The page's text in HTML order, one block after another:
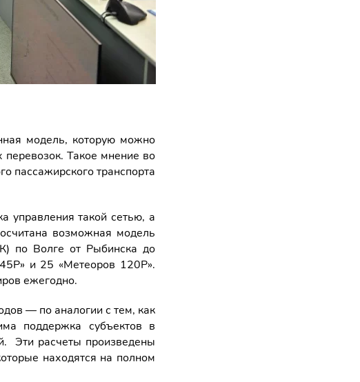
модель, которую можно
перевозок. Такое мнение во
пассажирского транспорта
управления такой сетью, а
возможная модель
по Волге от Рыбинска до
и 25 «Метеоров 120Р».
ежегодно.
— по аналогии с тем, как
поддержка субъектов в
Эти расчеты произведены
находятся на полном